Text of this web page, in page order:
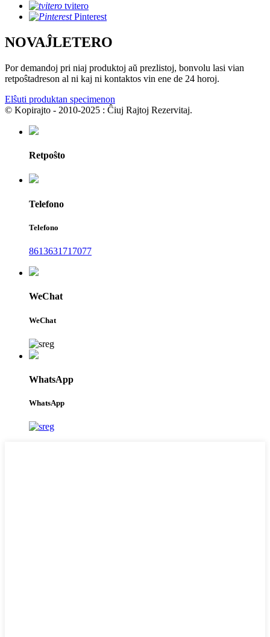
tvitero
Pinterest
NOVAĴLETERO
Por demandoj pri niaj produktoj aŭ prezlistoj, bonvolu lasi vian
retpoŝtadreson al ni kaj ni kontaktos vin ene de 24 horoj.
Elŝuti produktan specimenon
© Kopirajto - 2010-2025 : Ĉiuj Rajtoj Rezervitaj.
Retpoŝto
Telefono
Telefono
8613631717077
WeChat
WeChat
WhatsApp
WhatsApp